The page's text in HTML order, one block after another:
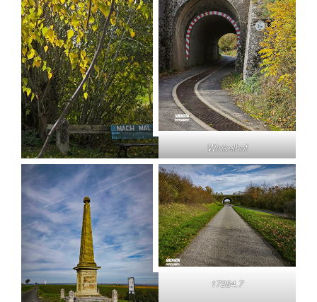
Winkelhof
17284.7